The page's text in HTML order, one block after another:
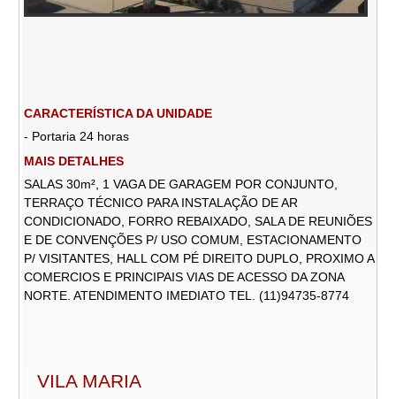
CARACTERÍSTICA DA UNIDADE
- Portaria 24 horas
MAIS DETALHES
SALAS 30m², 1 VAGA DE GARAGEM POR CONJUNTO,
TERRAÇO TÉCNICO PARA INSTALAÇÃO DE AR
CONDICIONADO, FORRO REBAIXADO, SALA DE REUNIÕES
E DE CONVENÇÕES P/ USO COMUM, ESTACIONAMENTO
P/ VISITANTES, HALL COM PÉ DIREITO DUPLO, PROXIMO A
COMERCIOS E PRINCIPAIS VIAS DE ACESSO DA ZONA
NORTE. ATENDIMENTO IMEDIATO TEL. (11)94735-8774
VILA MARIA